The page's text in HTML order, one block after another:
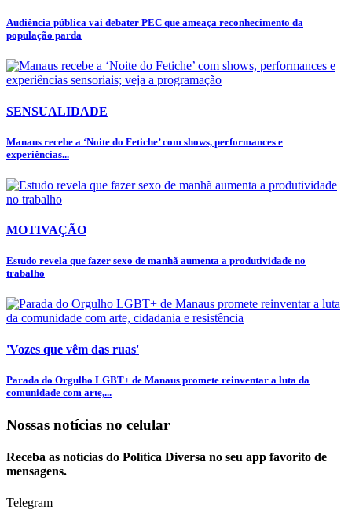
Audiência pública vai debater PEC que ameaça reconhecimento da
população parda
SENSUALIDADE
Manaus recebe a ‘Noite do Fetiche’ com shows, performances e
experiências...
MOTIVAÇÃO
Estudo revela que fazer sexo de manhã aumenta a produtividade no
trabalho
'Vozes que vêm das ruas'
Parada do Orgulho LGBT+ de Manaus promete reinventar a luta da
comunidade com arte,...
Nossas notícias no celular
Receba as notícias do Política Diversa no seu app favorito de
mensagens.
Telegram